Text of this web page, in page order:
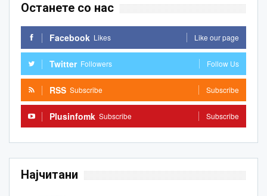
Останете со нас
Facebook Likes Like our page
Twitter Followers Follow Us
RSS Subscribe Subscribe
Plusinfomk Subscribe Subscribe
Најчитани